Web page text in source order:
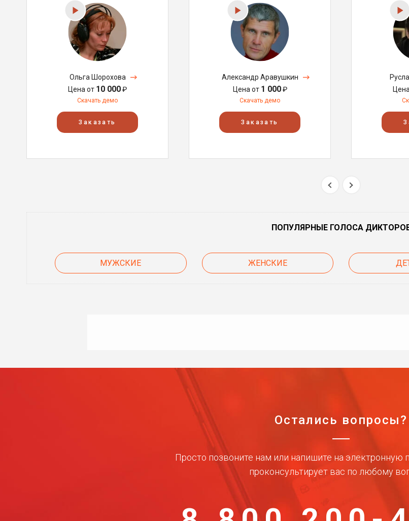
Ольга Шорохова
Цена от 10 000₽
Скачать демо
Заказать
Александр Аравушкин
Цена от 1 000₽
Скачать демо
Заказать
ПОПУЛЯРНЫЕ ГОЛОСА
МУЖСКИЕ ЖЕНСКИЕ
Остались вопросы?
Просто позвоните нам или напишите на электронную
проконсультирует вас по любому